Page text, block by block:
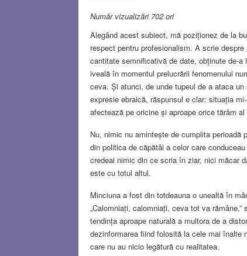
Număr vizualizări 702 ori
Alegând acest subiect, mă poziționez de la
respect pentru profesionalism. A scrie
cantitate semnificativă de date, obținute de-
iveală în momentul prelucrării fenomenului
ceva. Și atunci, de unde tupeul de a ataca
expresie ebraică, răspunsul e clar: situația
afectează pe oricine și aproape orice tărâm
Nu, nimic nu amintește de cumplita
din politica de căpătâi a celor care
credeai nimic din ce scria în ziar, nici măcar
este cu totul altul.
Minciuna a fost din totdeauna o unealtă în
„Calomniați, calomniați, ceva tot va
tendința aproape naturală a multora de a
dezinformarea fiind folosită la cele mai înalte
care nu au nicio legătură cu realitatea.